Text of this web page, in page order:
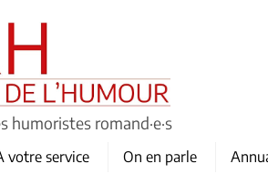
humoristes romand·e·s
votre service On en parle